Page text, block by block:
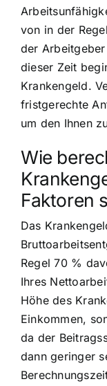
von in der
der
dieser Zeit
Krankengeld.
fristgerechte
um den Ihnen
Wie
Faktoren
Das
Regel 70 %
Ihres
Höhe des
Einkommen,
da der
dann geringer